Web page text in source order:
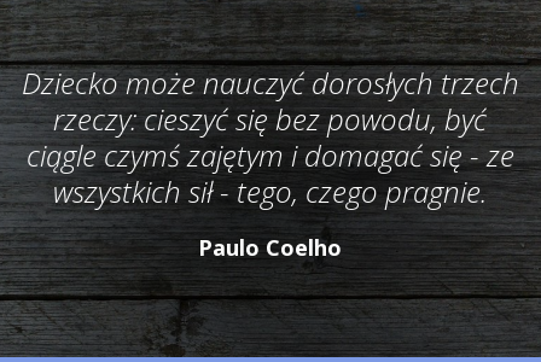
Dziecko może nauczyć dorosłych trzech
rzeczy: cieszyć się bez powodu, być
ciągle czymś zajętym i domagać się - ze
wszystkich sił - tego, czego pragnie.
Paulo Coelho